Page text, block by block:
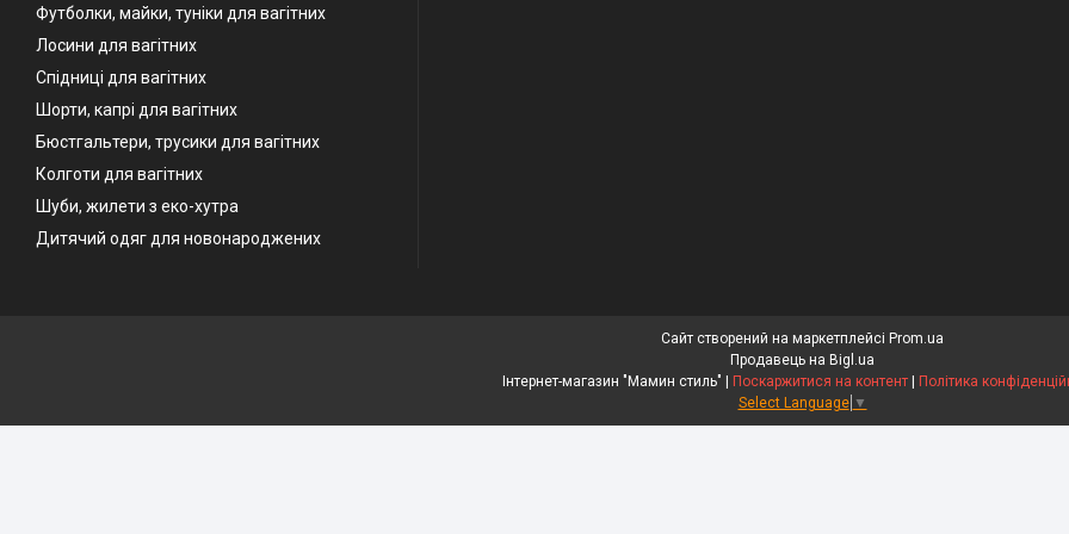
Футболки, майки, туніки для вагітних
Лосини для вагітних
Спідниці для вагітних
Шорти, капрі для вагітних
Бюстгальтери, трусики для вагітних
Колготи для вагітних
Шуби, жилети з еко-хутра
Дитячий одяг для новонароджених
Сайт створений на маркетплейсі Prom.ua
Продавець на Bigl.ua
Інтернет-магазин "Мамин стиль" | Поскаржитися на контент | Політика
Select Language ▼